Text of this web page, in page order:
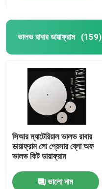
ভালভ রাবার ডায়াফ্রাম (159)
সিআর ম্যাটেরিয়াল ভালভ রাবার
ডায়াফ্রাম লো প্রেসার ব্লো অফ
ভালভ কিট ডায়াফ্রাম
ভালো দাম